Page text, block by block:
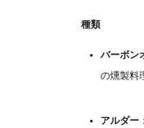
種類
バーボン
の燻製料
アルダー ：